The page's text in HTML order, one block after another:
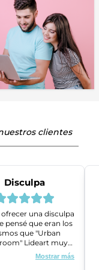
clientes
Disculpa
una disculpa
pensé que eran los
que "Urban
Lideart muy
me ayudaron a
un problema que
Mostrar más